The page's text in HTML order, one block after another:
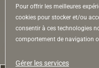
Pour offrir les meilleures
cookies pour stocker et/ou
consentir à ces technologies
comportement de navigation
Gérer les services